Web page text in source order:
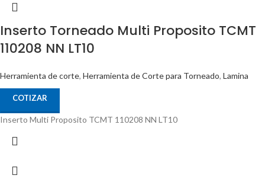
Inserto Torneado Multi Proposito TCMT
110208 NN LT10
Herramienta de corte, Herramienta de Corte para Torneado, Lamina
COTIZAR
Inserto Multi Proposito TCMT 110208 NN LT10